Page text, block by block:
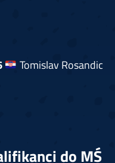
Tomislav Rosandic
do MŚ